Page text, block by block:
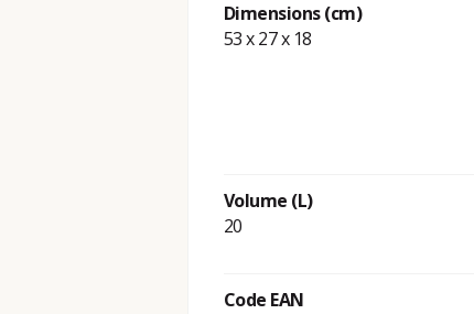
Dimensions (cm)
53 x 27 x 18
Volume (L)
20
Code EAN